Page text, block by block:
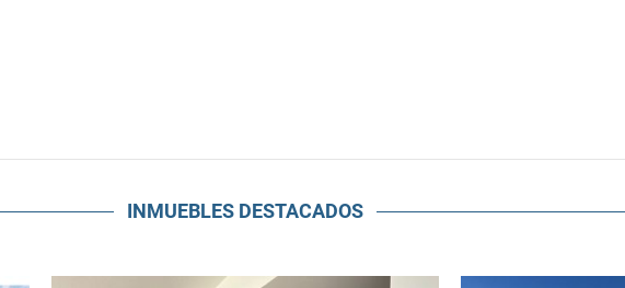
INMUEBLES DESTACADOS